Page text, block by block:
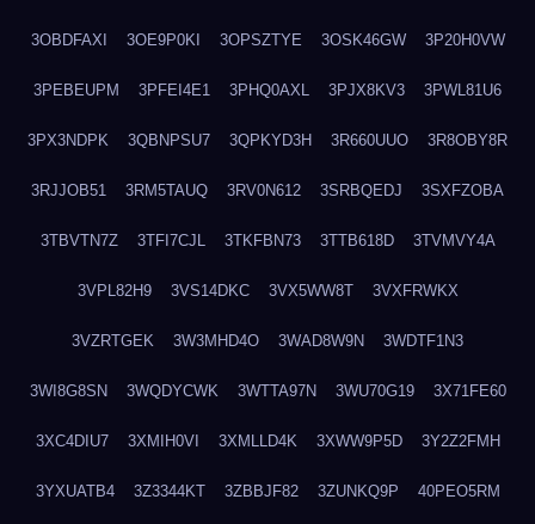
3OBDFAXI 3OE9P0KI 3OPSZTYE 3OSK46GW 3P20H0VW
3PEBEUPM 3PFEI4E1 3PHQ0AXL 3PJX8KV3 3PWL81U6
3PX3NDPK 3QBNPSU7 3QPKYD3H 3R660UUO 3R8OBY8R
3RJJOB51 3RM5TAUQ 3RV0N612 3SRBQEDJ 3SXFZOBA
3TBVTN7Z 3TFI7CJL 3TKFBN73 3TTB618D 3TVMVY4A
3VPL82H9 3VS14DKC 3VX5WW8T 3VXFRWKX
3VZRTGEK 3W3MHD4O 3WAD8W9N 3WDTF1N3
3WI8G8SN 3WQDYCWK 3WTTA97N 3WU70G19 3X71FE60
3XC4DIU7 3XMIH0VI 3XMLLD4K 3XWW9P5D 3Y2Z2FMH
3YXUATB4 3Z3344KT 3ZBBJF82 3ZUNKQ9P 40PEO5RM